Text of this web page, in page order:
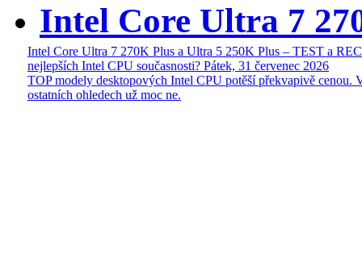
Intel Core Ultra 7
Intel Core Ultra 7 270K Plus a Ultra 5 250K Plus – TEST a
nejlepších Intel CPU současnosti? Pátek, 31 červenec 2026
TOP modely desktopových Intel CPU potěší překvapivě cenou.
ostatních ohledech už moc ne.